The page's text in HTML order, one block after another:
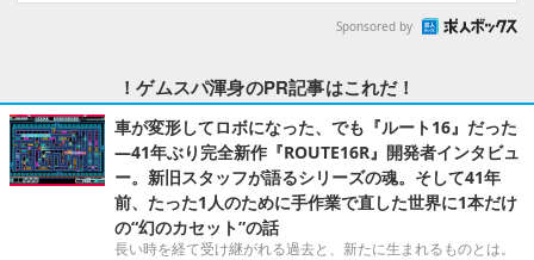
Sponsored by
！ゲムスパ渾身のPR記事はこれだ！
車が変形してロボになった、でも『ルート16』だった
―41年ぶり完全新作『ROUTE16R』開発者インタビュ
ー。新旧スタッフが語るシリーズの魂。そして41年
前、たった1人のために手作業で直した世界に1本だけ
の“幻のカセット”の話
長い時を経て受け継がれる過去と、新たに生まれるものとは。